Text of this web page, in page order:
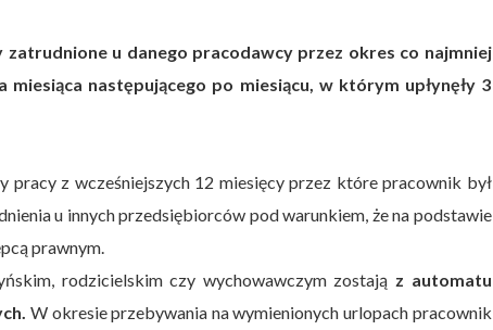
zatrudnione u danego pracodawcy przez okres co najmniej
następującego po miesiącu, w którym upłynęły 3
pracy z wcześniejszych 12 miesięcy przez które pracownik był
u innych przedsiębiorców pod warunkiem, że na podstawie
prawnym.
rodzicielskim czy wychowawczym zostają z automatu
W okresie przebywania na wymienionych urlopach pracownik